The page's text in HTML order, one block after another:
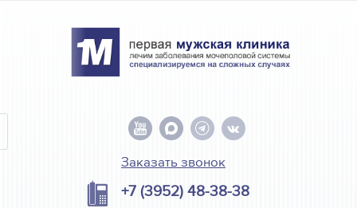
Заказать звонок
+7 (3952) 48-38-38